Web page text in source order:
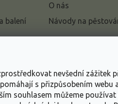
nevšední zážitek
s přizpůsobením webu
souhlasem můžeme
balení
O nás
Návody na